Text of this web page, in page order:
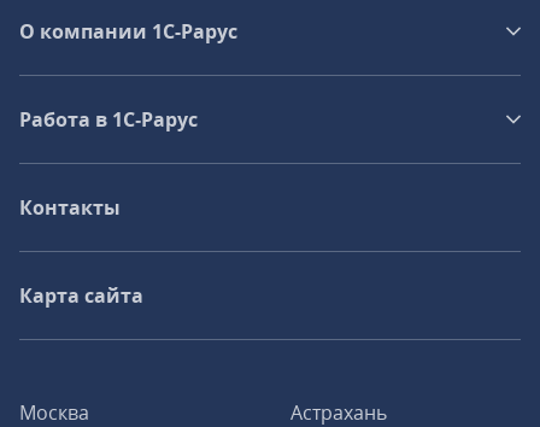
Москва
Астрахань
О компании 1C-Рарус
Работа в 1С‑Рарус
Контакты
Карта сайта